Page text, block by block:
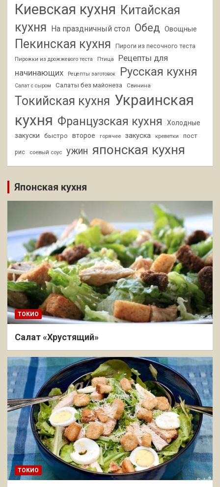
Киевская кухня Китайская
кухня На праздничный стол Обед Овощные
Пекинская кухня Пироги из песочного теста
Пирожки из дрожжевого теста Птица
Рецепты для
начинающих
Рецепты заготовок Русская кухня
Салат с сыром Салаты без майонеза Свинина
Токийская кухня Украинская
кухня Французская кухня
Холодные
закуски
быстро второе горячее закуска креветки пост
рис соевый соус ужин японская кухня
Японская кухня
ТОКИО
Салат «Хрустящий»
ТОКИО